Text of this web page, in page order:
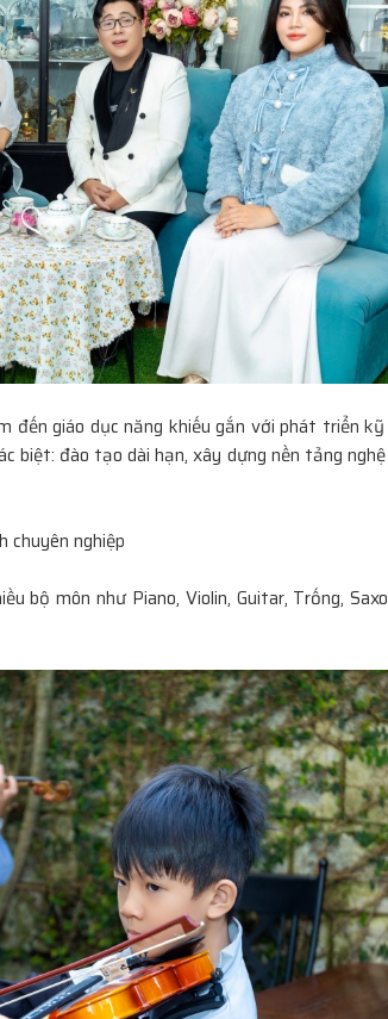
350.000 cây
2025
Phố Ông Đồ
Việt Nam” phiên
- ĐHQG
Sinh Viên Vượt
Spring Tết Kid
sàn diễn Ocean
mở rộng đối
lần đầu tiên
đến giáo dục năng khiếu gắn với phát triển
biệt: đào tạo dài hạn, xây dựng nền tảng
nghiệp
bộ môn như Piano, Violin, Guitar, Trống,